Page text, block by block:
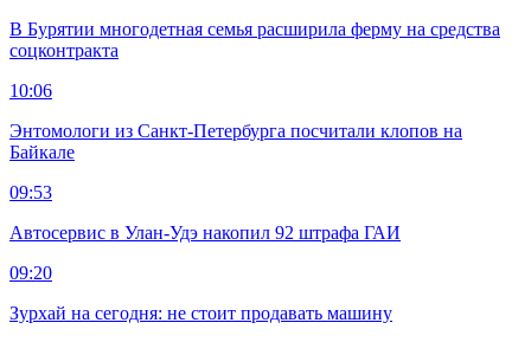
В Бурятии многодетная семья расширила ферму на средства
соцконтракта
10:06
Энтомологи из Санкт-Петербурга посчитали клопов на
Байкале
09:53
Автосервис в Улан-Удэ накопил 92 штрафа ГАИ
09:20
Зурхай на сегодня: не стоит продавать машину